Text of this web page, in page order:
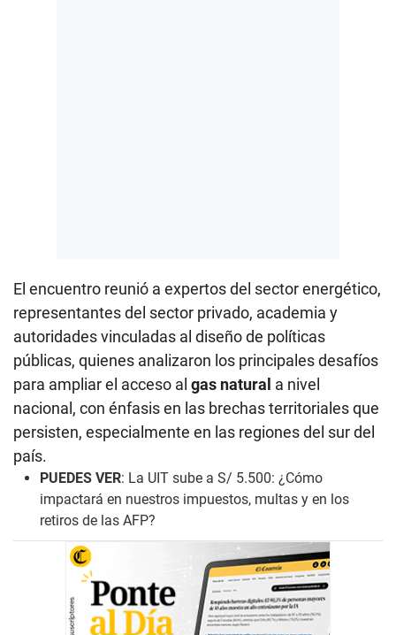
El encuentro reunió a expertos del sector energético,
representantes del sector privado, academia y
autoridades vinculadas al diseño de políticas
públicas, quienes analizaron los principales desafíos
para ampliar el acceso al gas natural a nivel
nacional, con énfasis en las brechas territoriales que
persisten, especialmente en las regiones del sur del
país.
PUEDES VER: La UIT sube a S/ 5.500: ¿Cómo
impactará en nuestros impuestos, multas y en los
retiros de las AFP?